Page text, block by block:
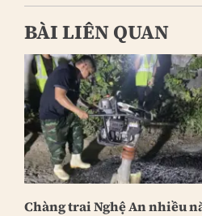
BÀI LIÊN QUAN
Chàng trai Nghệ An nhiều